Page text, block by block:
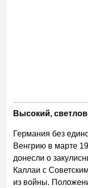
Высокий,
Германия без
Венгрию в марте
донесли о
Каллаи с
из войны.